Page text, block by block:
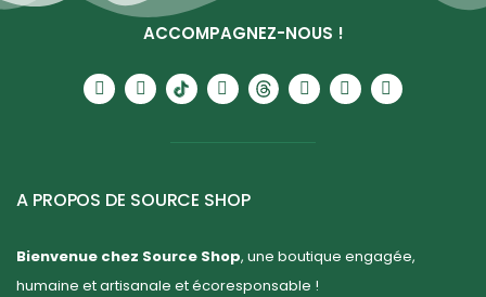
ACCOMPAGNEZ-NOUS !
A PROPOS DE SOURCE SHOP
Bienvenue chez Source Shop, une boutique engagée,
humaine et artisanale et écoresponsable !